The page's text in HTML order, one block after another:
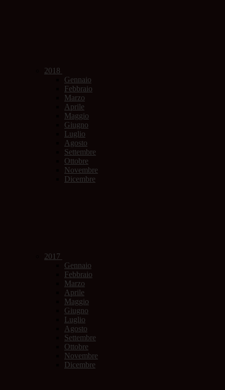
2018
Gennaio
Febbraio
Marzo
Aprile
Maggio
Giugno
Luglio
Agosto
Settembre
Ottobre
Novembre
Dicembre
2017
Gennaio
Febbraio
Marzo
Aprile
Maggio
Giugno
Luglio
Agosto
Settembre
Ottobre
Novembre
Dicembre